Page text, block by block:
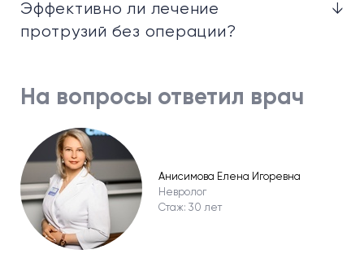
Эффективно ли лечение
протрузий без операции?
↓
На вопросы ответил врач
Анисимова Елена Игоревна
Невролог
Стаж: 30 лет